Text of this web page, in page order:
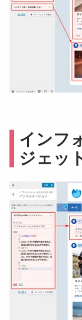
インフ
ジェッ